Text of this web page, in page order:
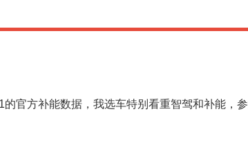
官方补能数据，我选车特别看重智驾和补能，参